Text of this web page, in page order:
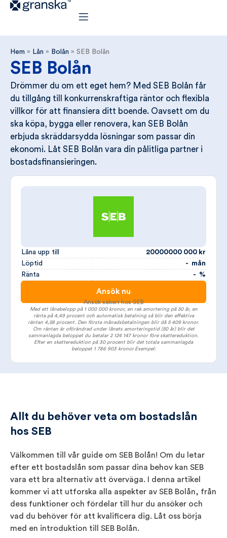
Hem » Lån » Bolån » SEB Bolån
SEB Bolån
Drömmer du om ett eget hem? Med SEB Bolån får
du tillgång till konkurrenskraftiga räntor och flexibla
villkor för att finansiera ditt boende. Oavsett om du
ska köpa, bygga eller renovera, kan SEB Bolån
erbjuda skräddarsydda lösningar som passar din
ekonomi. Låt SEB Bolån vara din pålitliga partner i
bostadsfinansieringen.
Låna upp till
20000000 000 kr
Löptid
- mån
Ränta
- %
Ansök nu
Ansök säkert hos SEB
Med ett lånebelopp på 1 000 000 kronor, en rak amortering på 50 år, en
ränta på 4,49 procent och automatisk betalning så blir den effektiva
räntan 4,58 procent. Den första månads­betalningen blir då 5 409 kronor.
Om räntan är oförändrad under lånets amorteringstid (50 år) blir det
sammanlagda beloppet du betalar 2 124 147 kronor före skattereduktion.
Efter en skattereduktion på 30 procent blir det totala sammanlagda
beloppet 1 786 903 kronor.Exempel:
Allt du behöver veta om bostadslån
hos SEB
Välkommen till vår guide om SEB Bolån! Om du letar
efter ett bostadslån som passar dina behov kan SEB
vara ett bra alternativ att överväga. I denna artikel
kommer vi att utforska alla aspekter av SEB Bolån, från
dess funktioner och fördelar till hur du ansöker och
vad du behöver för att kvalificera dig. Låt oss börja
med en introduktion till SEB Bolån.